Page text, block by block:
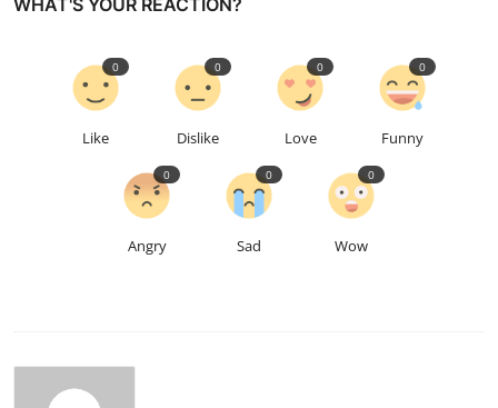
Like
0
Dislike
0
Love
0
Funny
0
Angry
0
Sad
0
Wow
0